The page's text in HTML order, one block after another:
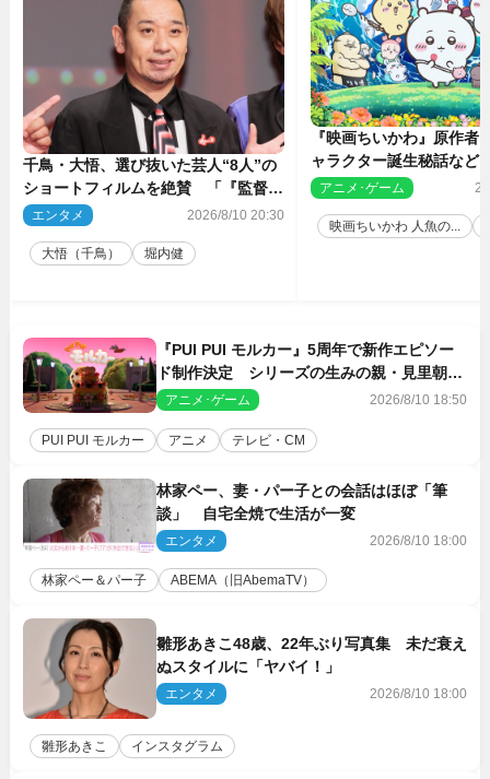
千鳥・大悟、選び抜いた芸人“8人”の
ショートフィルムを絶賛 「『監督の
話とか来るんじゃない？』みたいな人
エンタメ 2026/8/10 20:30
大悟（千鳥） 堀内健
『映画ちいかわ』原作者
ャラクター誕生秘話な
ングインタビュー＆新規
アニメ･ゲーム
映画ちいかわ 人魚の...
『PUI PUI モルカー』5周年で新作エピソー
ド制作決定 シリーズの生みの親・見里朝希
監督が復帰
アニメ･ゲーム 2026/8/10 18:50
PUI PUI モルカー アニメ テレビ・CM
林家ペー、妻・パー子との会話はほぼ「筆
談」 自宅全焼で生活が一変
エンタメ 2026/8/10 18:00
林家ペー＆パー子 ABEMA（旧AbemaTV）
雛形あきこ48歳、22年ぶり写真集 未だ衰え
ぬスタイルに「ヤバイ！」
エンタメ 2026/8/10 18:00
雛形あきこ インスタグラム